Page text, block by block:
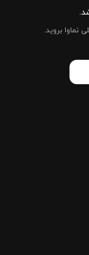
نماوا بروید.